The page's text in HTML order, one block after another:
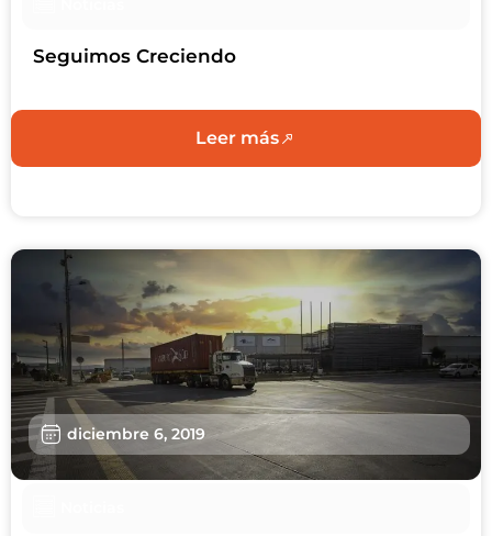
Seguimos Creciendo
Leer más
diciembre 6, 2019